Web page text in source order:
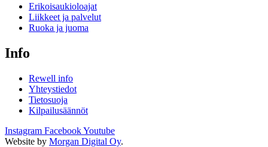
Erikoisaukioloajat
Liikkeet ja palvelut
Ruoka ja juoma
Info
Rewell info
Yhteystiedot
Tietosuoja
Kilpailusäännöt
Instagram FacebookYoutube
Website by Morgan Digital Oy.